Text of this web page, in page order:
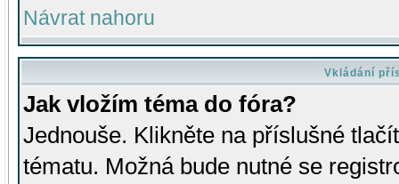
Návrat nahoru
Vkládání
Jak vložím téma do fóra?
Jednouše. Klikněte na příslušné
tématu. Možná bude nutné se